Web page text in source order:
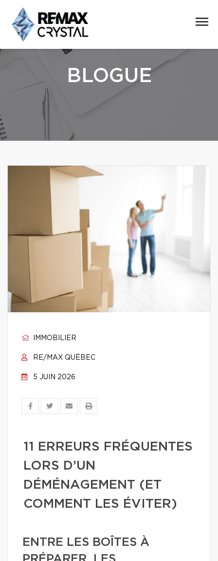
BLOGUE
IMMOBILIER
RE/MAX QUÉBEC
5 JUIN 2026
11 ERREURS FRÉQUENTES
LORS D’UN
DÉMÉNAGEMENT (ET
COMMENT LES ÉVITER)
ENTRE LES BOÎTES À